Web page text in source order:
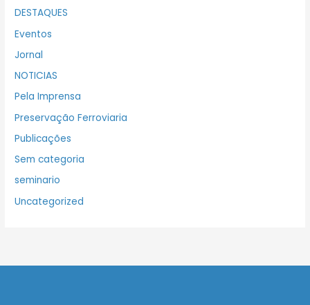
DESTAQUES
Eventos
Jornal
NOTICIAS
Pela Imprensa
Preservação Ferroviaria
Publicações
Sem categoria
seminario
Uncategorized